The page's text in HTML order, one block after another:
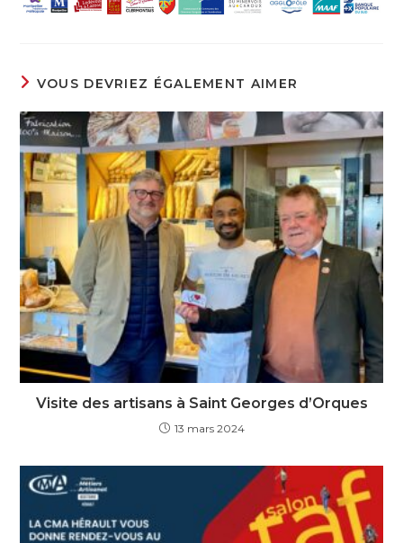
VOUS DEVRIEZ ÉGALEMENT AIMER
Visite des artisans à Saint Georges d’Orques
13 mars 2024